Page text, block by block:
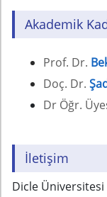
Akademik
Prof. Dr.
Doç. Dr.
Dr Öğr.
İletişim
Dicle Üniversitesi